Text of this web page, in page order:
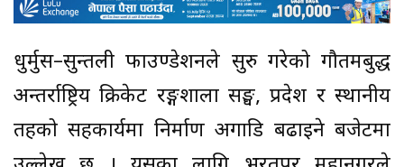
धुर्मुस–सुन्तली फाउण्डेशनले सुरु गरेको गौतमबुद्ध
अन्तर्राष्ट्रिय क्रिकेट रङ्गशाला सङ्घ, प्रदेश र स्थानीय
तहको सहकार्यमा निर्माण अगाडि बढाइने बजेटमा